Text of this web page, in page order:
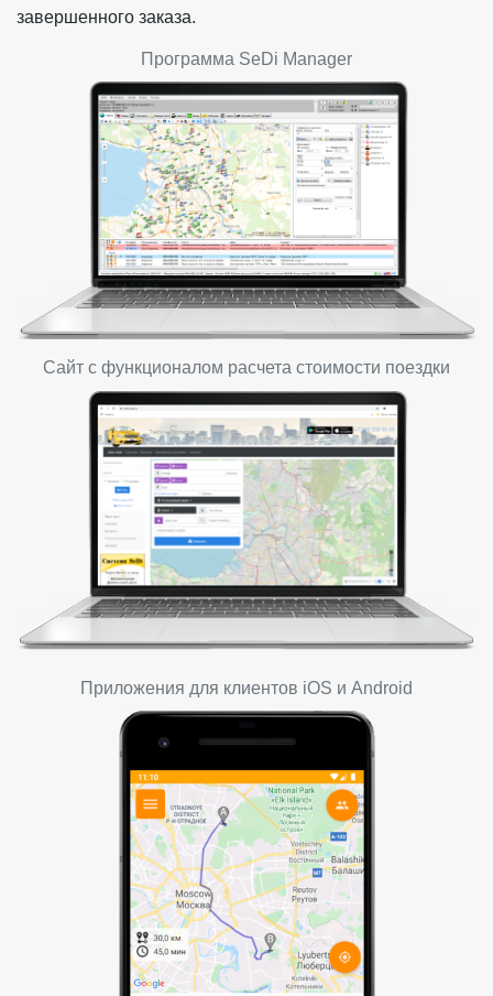
завершенного заказа.
Программа SeDi Manager
Сайт с функционалом расчета стоимости поездки
Приложения для клиентов iOS и Android